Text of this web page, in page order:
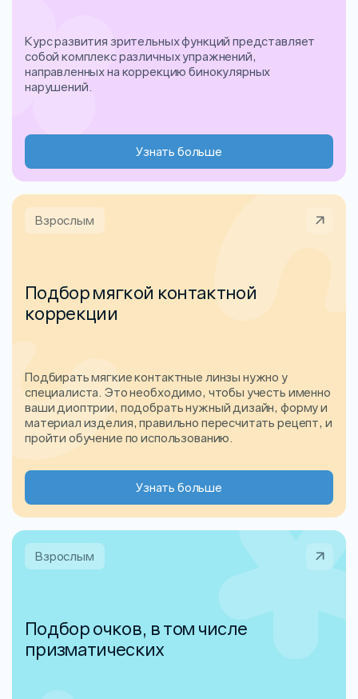
Курс развития зрительных функций представляет
собой комплекс различных упражнений,
направленных на коррекцию бинокулярных
нарушений.
Узнать больше
Взрослым
Подбор мягкой контактной
коррекции
Подбирать мягкие контактные линзы нужно у
специалиста. Это необходимо, чтобы учесть именно
ваши диоптрии, подобрать нужный дизайн, форму и
материал изделия, правильно пересчитать рецепт, и
пройти обучение по использованию.
Узнать больше
Взрослым
Подбор очков, в том числе
призматических